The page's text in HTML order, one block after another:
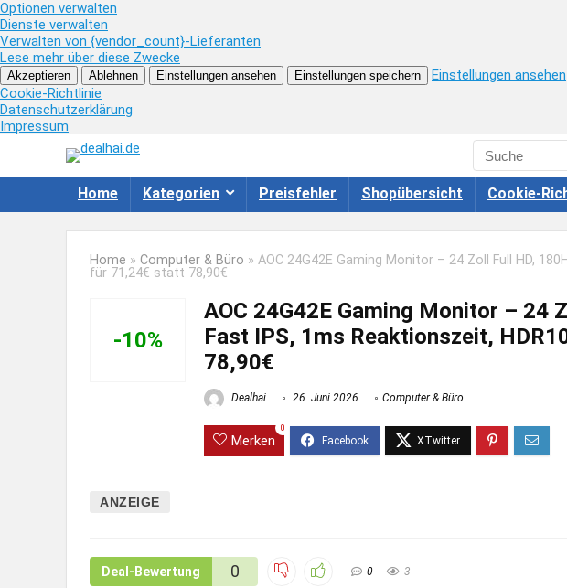
Optionen verwalten
Dienste verwalten
Verwalten von {vendor_count}-Lieferanten
Lese mehr über diese Zwecke
Akzeptieren Ablehnen Einstellungen ansehen Einstellungen speichern
Einstellungen ansehen
Cookie-Richtlinie
Datenschutzerklärung
Impressum
Home Kategorien Preisfehler Shopübersicht Cookie-
Home » Computer & Büro » AOC 24G42E Gaming Monitor – 24 Zoll Full HD,
für 71,24€ statt 78,90€
-10%
AOC 24G42E Gaming Monitor – 24
Fast IPS, 1ms Reaktionszeit,
78,90€
Dealhai 26. Juni 2026 Computer & Büro
Merken
0
ANZEIGE
Deal-Bewertung 0 0 3